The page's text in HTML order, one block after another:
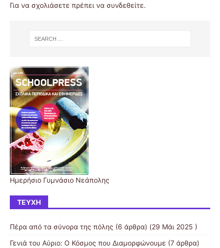
Για να σχολιάσετε πρέπει να συνδεθείτε.
Ημερήσιο Γυμνάσιο Νεάπολης
ΤΕΎΧΗ
Πέρα από τα σύνορα της πόλης (6 άρθρα) (29 Μάι 2025 )
Γενιά του Αύριο: Ο Κόσμος που Διαμορφώνουμε (7 άρθρα)